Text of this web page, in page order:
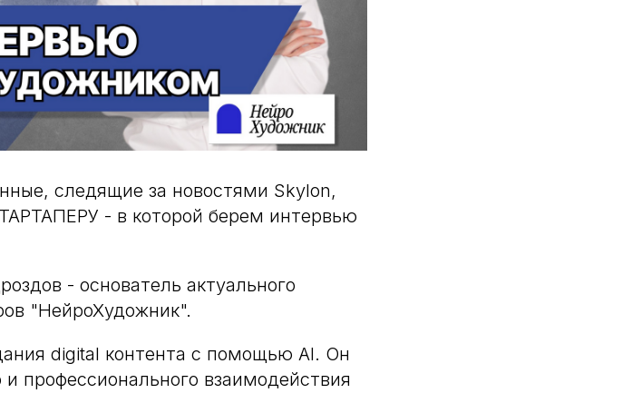
следящие за новостями Skylon,
- в которой берем интервью
- основатель актуального
"НейроХудожник".
digital контента с помощью AI. Он
профессионального взаимодействия